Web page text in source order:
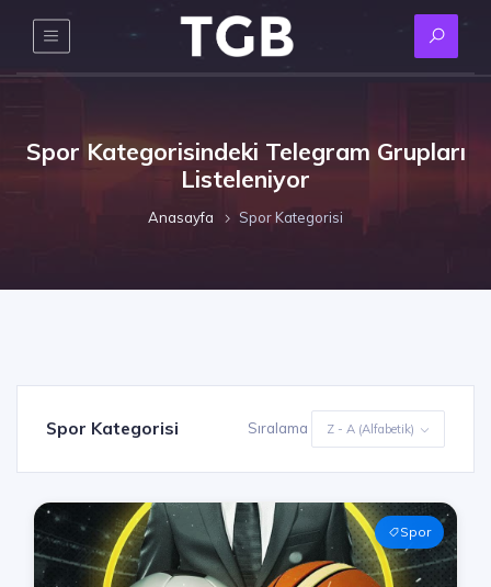
Spor Kategorisindeki Telegram Grupları
Listeleniyor
Anasayfa Spor Kategorisi
Spor Kategorisi Sıralama Z - A (Alfabetik)
Spor